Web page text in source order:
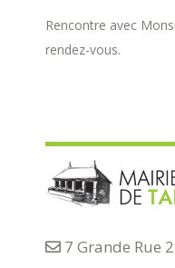
Rencontre avec
rendez-vous.
7 Grande Rue